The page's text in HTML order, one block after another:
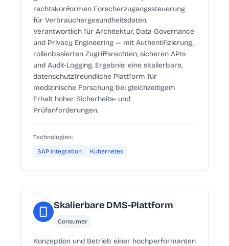
rechtskonformen Forscherzugangssteuerung
für Verbrauchergesundheitsdaten.
Verantwortlich für Architektur, Data Governance
und Privacy Engineering — mit Authentifizierung,
rollenbasierten Zugriffsrechten, sicheren APIs
und Audit-Logging. Ergebnis: eine skalierbare,
datenschutzfreundliche Plattform für
medizinische Forschung bei gleichzeitigem
Erhalt hoher Sicherheits- und
Prüfanforderungen.
Technologien:
SAP integration
Kubernetes
Skalierbare DMS-Plattform
Consumer
Konzeption und Betrieb einer hochperformanten